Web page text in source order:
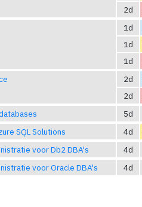
2d
1d
1d
1d
2d
2d
5d
SQL Solutions
4d
voor Db2 DBA's
4d
voor Oracle DBA's
4d